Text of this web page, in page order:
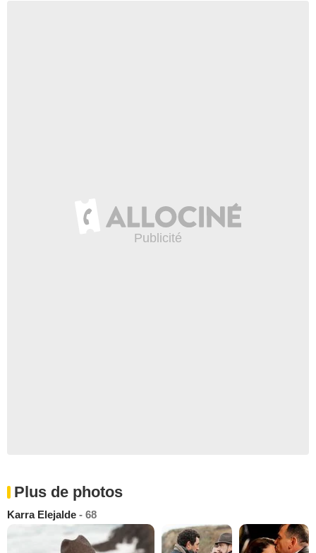
Plus de photos
Karra Elejalde - 68